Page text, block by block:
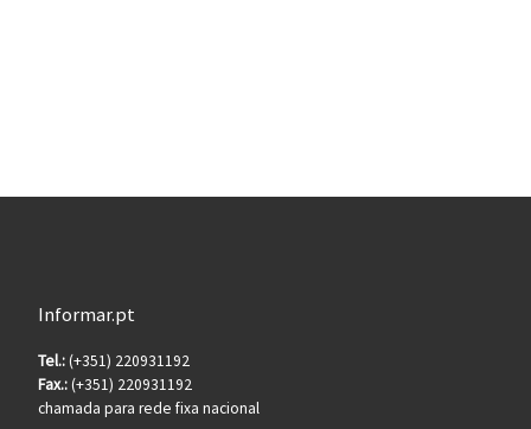
Informar.pt
Tel.:(+351) 220931192
Fax.:(+351) 220931192
chamada para rede fixa nacional